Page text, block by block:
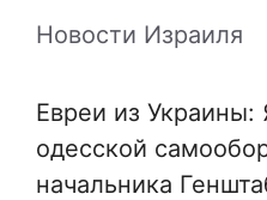
Новости Израиля
Евреи из
одесской
начальника